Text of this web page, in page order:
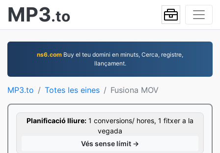
MP3.to
ns6.com Buy el teu domini en minuts, Cerca, registre,
llançament.
MP3.to Totes les eines Fusiona MOV
Planificació lliure: 1 conversions/ hores, 1 fitxer a la
vegada
Vés sense límit →